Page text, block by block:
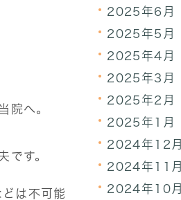
院へ。
です。
は不可能
2025年6月
2025年5月
2025年4月
2025年3月
2025年2月
2025年1月
2024年12月
2024年11月
2024年10月